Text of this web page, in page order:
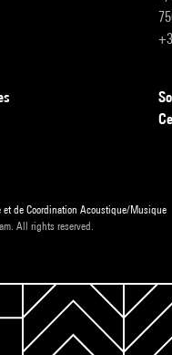
et de Coordination Acoustique/Musique
All rights reserved.